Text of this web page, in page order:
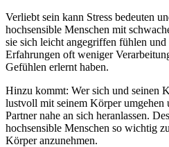
Verliebt sein kann Stress bedeuten
hochsensible Menschen mit
sie sich leicht angegriffen fühlen
Erfahrungen oft weniger
Gefühlen erlernt haben.
Hinzu kommt: Wer sich und seinen
lustvoll mit seinem Körper umgehen
Partner nahe an sich heranlassen.
hochsensible Menschen so wichtig
Körper anzunehmen.